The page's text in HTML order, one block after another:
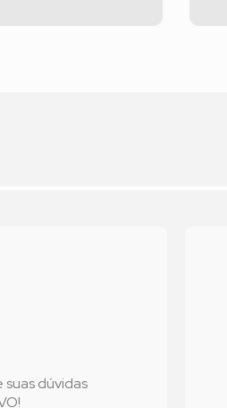
dúvidas